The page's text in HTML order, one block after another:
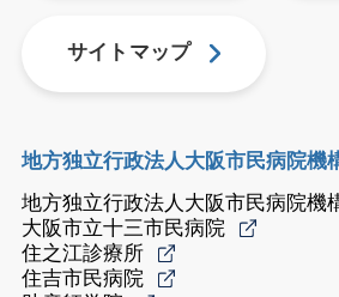
サイトマップ
地方独立行政法人大阪市民病院機
地方独立行政法人大阪市民病院機
大阪市立十三市民病院
住之江診療所
住吉市民病院